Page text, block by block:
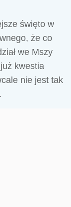
święto w
że co
we Mszy
kwestia
nie jest tak